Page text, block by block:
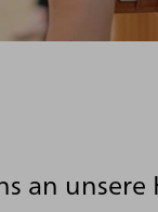
an